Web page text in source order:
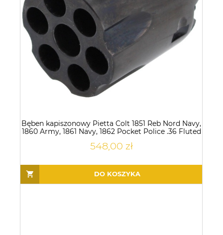
Bęben kapiszonowy Pietta Colt 1851 Reb Nord Navy,
1860 Army, 1861 Navy, 1862 Pocket Police .36 Fluted
548,00 zł
DO KOSZYKA